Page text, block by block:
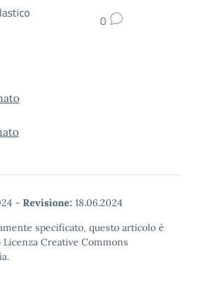
0
- Revisione: 18.06.2024
specificato, questo articolo è
Creative Commons